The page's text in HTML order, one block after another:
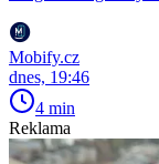
Mobify.cz
dnes, 19:46
4 min
Reklama